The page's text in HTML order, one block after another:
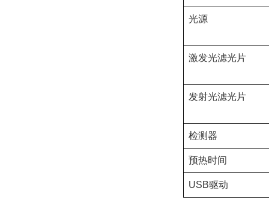
光源
激发光滤光片
发射光滤光片
检测器
预热时间
USB驱动